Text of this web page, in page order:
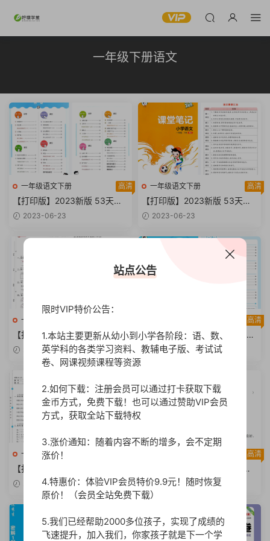
一年级下册语文
一年级语文下册 高清
【打印版】2023新版 53天天
练 练习卷 试题卷 一年级下册
2023-06-23
一年级语文下册 高清
【打印版】2023新版 53天天
练配套 一年级下册语文 课堂笔
2023-06-23
一年级语文下册
【打印版】2023新版 53天天
练一年级下册语文 测评卷含答
案 电子版 【 22页PDF文档】
2023-06-23
高清
[打印版]2023新版 一年级下册
语文 53天天练预习单电子版
2023-06-23
一年级语文下册
【打印版】一线调研卷1年级下
册人教版语文【49页PDF文
2023-06-23
高清
【打印版】【精品】部编版语
文一年级下册期中测试卷（含
答案）【6页PDF文档】
2023-06-21
站点公告
限时VIP特价公告：
1.本站主要更新从幼小到小学各阶段：语、数、
英学科的各类学习资料、教辅电子版、考试试
卷、网课视频课程等资源
2.如何下载：注册会员可以通过打卡获取下载
金币方式，免费下载！也可以通过赞助VIP会员
方式，获取全站下载特权
3.涨价通知：随着内容不断的增多，会不定期
涨价！
4.特惠价：体验VIP会员特价9.9元！随时恢复
原价！（会员全站免费下载）
5.我们已经帮助2000多位孩子，实现了成绩的
飞速提升，加入我们，你家孩子就是下一个学